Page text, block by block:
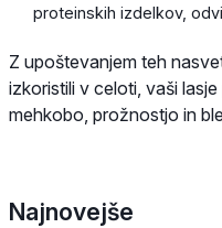
proteinskih izdelkov,
Z upoštevanjem teh
izkoristili v celoti, vaši
mehkobo, prožnostjo in
Najnovejše